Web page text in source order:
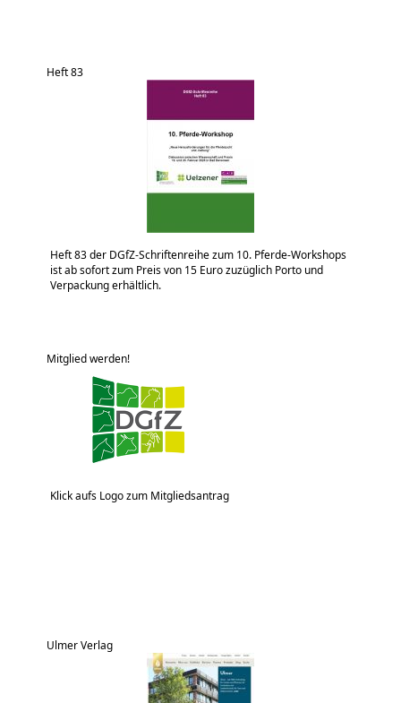
Heft 83
Heft 83 der DGfZ-Schriftenreihe zum 10. Pferde-Workshops
ist ab sofort zum Preis von 15 Euro zuzüglich Porto und
Verpackung erhältlich.
Mitglied werden!
Klick aufs Logo zum Mitgliedsantrag
Ulmer Verlag